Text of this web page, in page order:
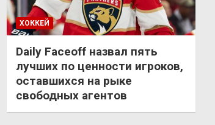
ХОККЕЙ
Daily Faceoff назвал пять
лучших по ценности игроков,
оставшихся на рыке
свободных агентов